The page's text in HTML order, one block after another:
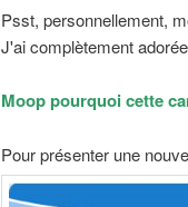
Psst, personnellement,
J'ai complètement
Moop pourquoi cette
Pour présenter une